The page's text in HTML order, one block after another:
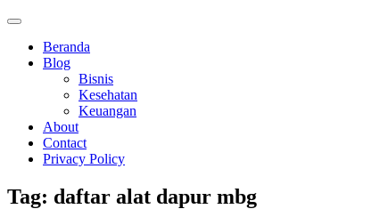
Beranda
Blog
Bisnis
Kesehatan
Keuangan
About
Contact
Privacy Policy
Tag: daftar alat dapur mbg